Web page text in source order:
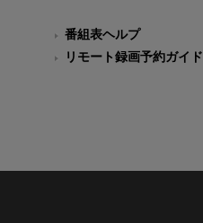
番組表ヘルプ
リモート録画予約ガイド